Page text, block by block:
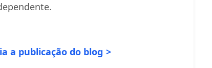
a publicação do blog